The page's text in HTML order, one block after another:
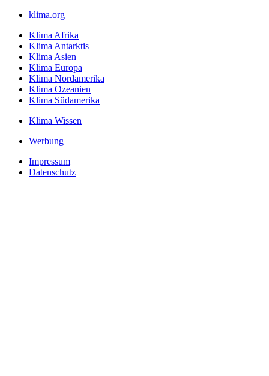
klima.org
Klima Afrika
Klima Antarktis
Klima Asien
Klima Europa
Klima Nordamerika
Klima Ozeanien
Klima Südamerika
Klima Wissen
Werbung
Impressum
Datenschutz